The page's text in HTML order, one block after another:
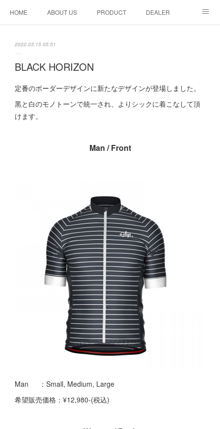
HOME ABOUT US PRODUCT DEALER
2022.03.15 05:51
BLACK HORIZON
定番のボーダーデザインに新たなデザインが登場しました。
黒と白のモノトーンで統一され、よりシックに着こなして頂
けます。
Man / Front
Man ：Small, Medium, Large
希望販売価格：¥12,980-(税込)